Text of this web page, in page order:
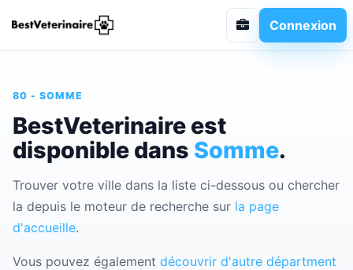
Connexion
80 - SOMME
BestVeterinaire est
disponible dans Somme.
Trouver votre ville dans la liste ci-dessous ou chercher
la depuis le moteur de recherche sur la page
d'accueille.
Vous pouvez également découvrir d'autre départment